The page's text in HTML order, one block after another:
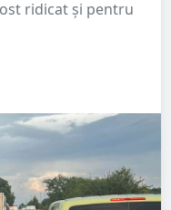
ridicat și pentru